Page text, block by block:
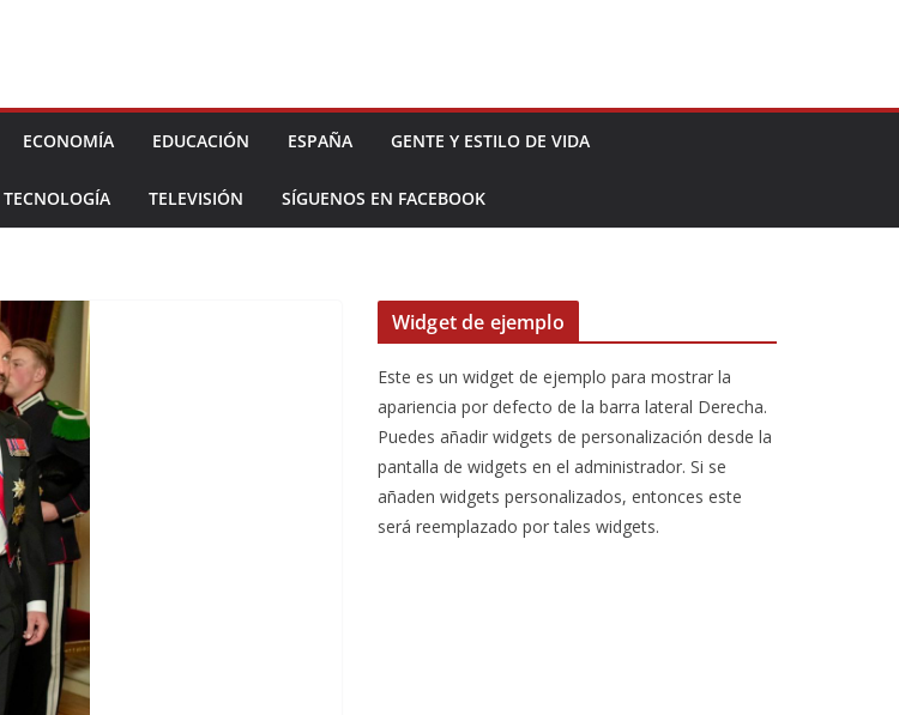
ECONOMÍA EDUCACIÓN ESPAÑA GENTE Y ESTILO DE VIDA
TECNOLOGÍA TELEVISIÓN SÍGUENOS EN FACEBOOK
Widget de ejemplo
Este es un widget de ejemplo para mostrar la
apariencia por defecto de la barra lateral Derecha.
Puedes añadir widgets de personalización desde la
pantalla de widgets en el administrador. Si se
añaden widgets personalizados, entonces este
será reemplazado por tales widgets.